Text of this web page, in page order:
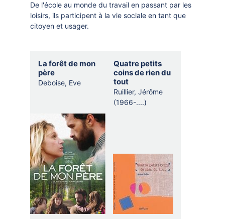
De l'école au monde du travail en passant par les
loisirs, ils participent à la vie sociale en tant que
citoyen et usager.
thematique
La forêt de mon
père
Deboise, Eve
Quatre petits
coins de rien du
tout
Ruillier, Jérôme
(1966-....)